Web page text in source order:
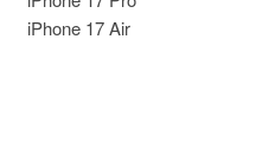
iPhone 17 Air